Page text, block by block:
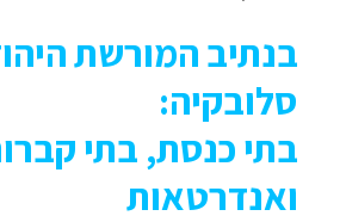
בנתיב המורשת
סלובקיה:
בתי כנסת, בתי
ואנדרטאות